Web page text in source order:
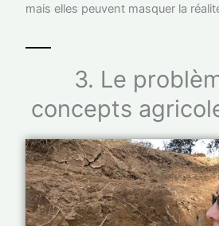
mais elles peuvent masquer la
3. Le
concepts